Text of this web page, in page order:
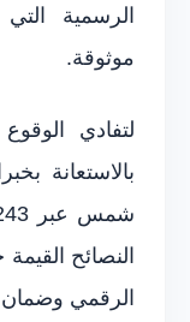
الرسمية
موثوقة.
لتفادي
بالاستعانة
النصائح
الرقمي وضمان